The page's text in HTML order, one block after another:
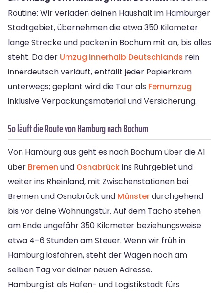
Routine: Wir verladen deinen Haushalt im Hamburger
Stadtgebiet, übernehmen die etwa 350 Kilometer
lange Strecke und packen in Bochum mit an, bis alles
steht. Da der Umzug innerhalb Deutschlands rein
innerdeutsch verläuft, entfällt jeder Papierkram
unterwegs; geplant wird die Tour als Fernumzug
inklusive Verpackungsmaterial und Versicherung.
So läuft die Route von Hamburg nach Bochum
Von Hamburg aus geht es nach Bochum über die A1
über Bremen und Osnabrückins Ruhrgebiet und
weiter ins Rheinland, mit Zwischenstationen bei
Bremen und Osnabrück und Münsterdurchgehend
bis vor deine Wohnungstür. Auf dem Tacho stehen
am Ende ungefähr 350 Kilometer beziehungsweise
etwa 4–6 Stunden am Steuer. Wenn wir früh in
Hamburg losfahren, steht der Wagen noch am
selben Tag vor deiner neuen Adresse.
Hamburg ist als Hafen- und Logistikstadt fürs